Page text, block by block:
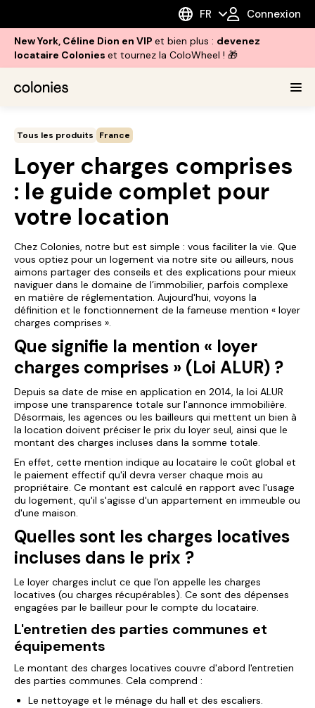
FR Connexion
New York, Céline Dion en VIP et bien plus : devenez
locataire Colonies et tournez la ColoWheel ! 🎁
Tous les produits France
Loyer charges comprises
: le guide complet pour
votre location
Chez Colonies, notre but est simple : vous faciliter la vie. Que
vous optiez pour un logement via notre site ou ailleurs, nous
aimons partager des conseils et des explications pour mieux
naviguer dans le domaine de l’immobilier, parfois complexe
en matière de réglementation. Aujourd'hui, voyons la
définition et le fonctionnement de la fameuse mention « loyer
charges comprises ».
Que signifie la mention « loyer
charges comprises » (Loi ALUR) ?
Depuis sa date de mise en application en 2014, la loi ALUR
impose une transparence totale sur l'annonce immobilière.
Désormais, les agences ou les bailleurs qui mettent un bien à
la location doivent préciser le prix du loyer seul, ainsi que le
montant des charges incluses dans la somme totale.
En effet, cette mention indique au locataire le coût global et
le paiement effectif qu'il devra verser chaque mois au
propriétaire. Ce montant est calculé en rapport avec l'usage
du logement, qu'il s'agisse d'un appartement en immeuble ou
d'une maison.
Quelles sont les charges locatives
incluses dans le prix ?
Le loyer charges inclut ce que l'on appelle les charges
locatives (ou charges récupérables). Ce sont des dépenses
engagées par le bailleur pour le compte du locataire.
L'entretien des parties communes et
équipements
Le montant des charges locatives couvre d'abord l'entretien
des parties communes. Cela comprend :
Le nettoyage et le ménage du hall et des escaliers.